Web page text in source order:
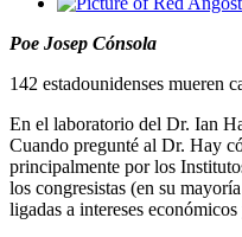
Poe Josep Cónsola
142 estadounidenses mueren
En el laboratorio del Dr. Ian
Cuando pregunté al Dr. Hay
principalmente por los
los congresistas (en su
ligadas a intereses